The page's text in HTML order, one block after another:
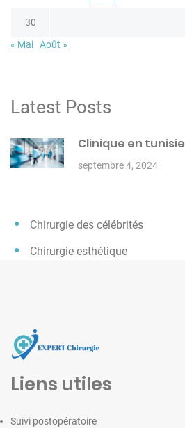
30
« Mai Août »
Latest Posts
Clinique en tunisie
septembre 4, 2024
Chirurgie des célébrités
Chirurgie esthétique
Liens utiles
Suivi postopératoire